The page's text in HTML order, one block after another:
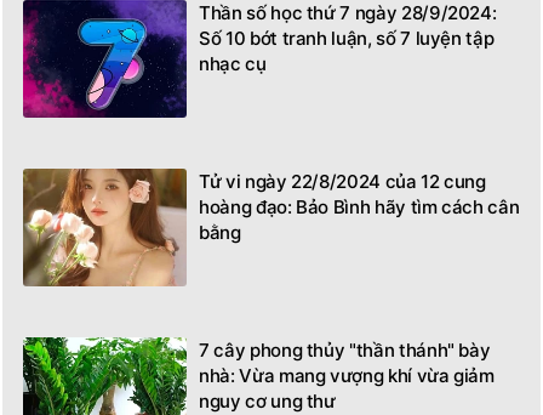
Thần số học thứ 7 ngày 28/9/2024:
Số 10 bớt tranh luận, số 7 luyện tập
nhạc cụ
Tử vi ngày 22/8/2024 của 12 cung
hoàng đạo: Bảo Bình hãy tìm cách cân
bằng
7 cây phong thủy "thần thánh" bày
nhà: Vừa mang vượng khí vừa giảm
nguy cơ ung thư